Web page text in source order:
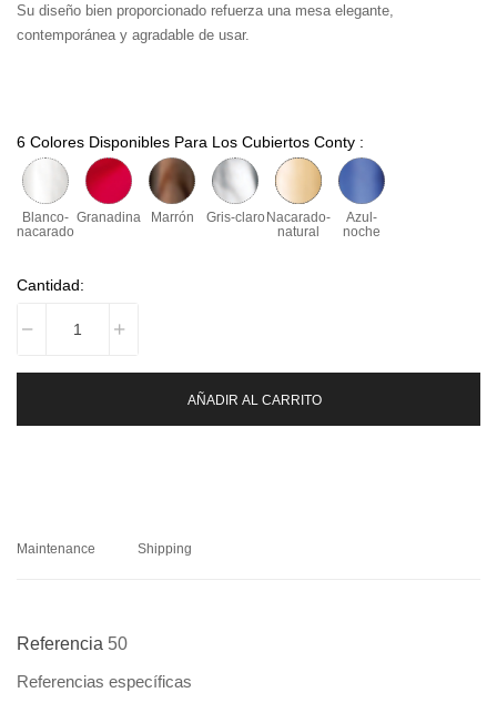
Su diseño bien proporcionado refuerza una mesa elegante,
contemporánea y agradable de usar.
6 Colores Disponibles Para Los Cubiertos Conty :
Blanco-
nacarado
Granadina Marrón Gris-claro Nacarado-
natural
Azul-
noche
Cantidad:
AÑADIR AL CARRITO
Maintenance Shipping
Referencia 50
Referencias específicas